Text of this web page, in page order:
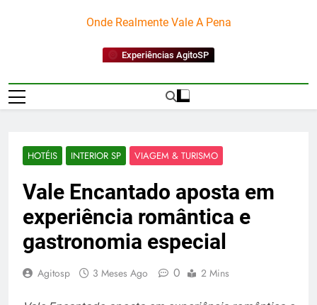
AgitoSP
Onde Realmente Vale A Pena
Experiências AgitoSP
HOTÉIS INTERIOR SP VIAGEM & TURISMO
Vale Encantado aposta em
experiência romântica e
gastronomia especial
Agitosp 3 Meses Ago 0 2 Mins